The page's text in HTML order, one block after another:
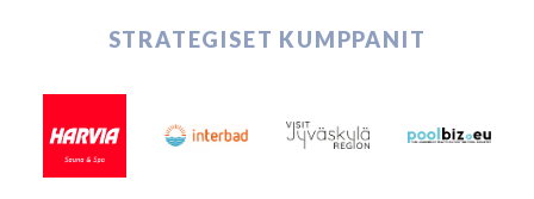
STRATEGISET KUMPPANIT